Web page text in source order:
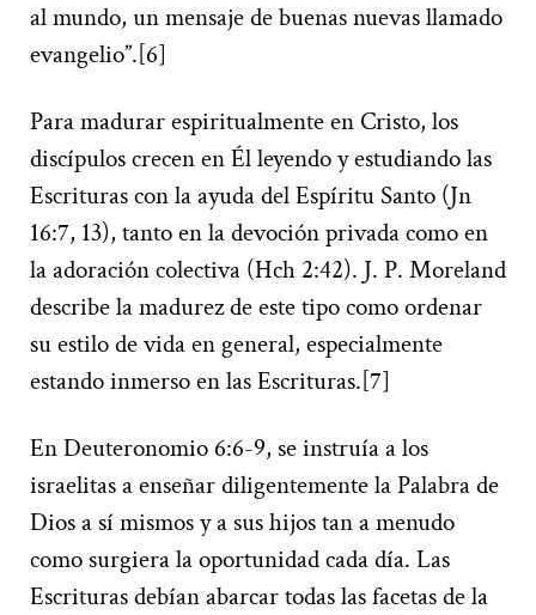
al mundo, un mensaje de buenas nuevas llamado
evangelio”.[6]
Para madurar espiritualmente en Cristo, los
discípulos crecen en Él leyendo y estudiando las
Escrituras con la ayuda del Espíritu Santo (Jn
16:7, 13), tanto en la devoción privada como en
la adoración colectiva (Hch 2:42). J. P. Moreland
describe la madurez de este tipo como ordenar
su estilo de vida en general, especialmente
estando inmerso en las Escrituras.[7]
En Deuteronomio 6:6-9, se instruía a los
israelitas a enseñar diligentemente la Palabra de
Dios a sí mismos y a sus hijos tan a menudo
como surgiera la oportunidad cada día. Las
Escrituras debían abarcar todas las facetas de la